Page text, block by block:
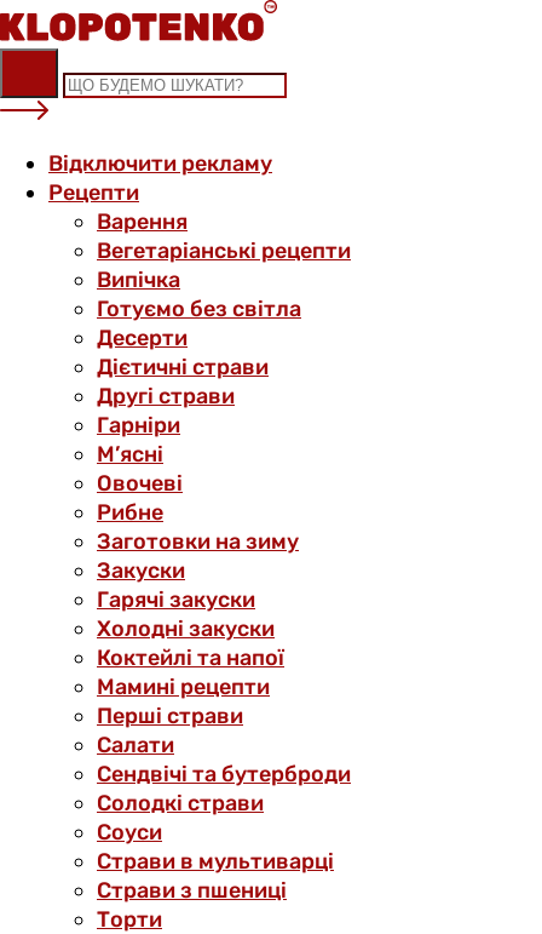
Skip
to
content
Відключити рекламу
Рецепти
Варення
Вегетаріанські рецепти
Випічка
Готуємо без світла
Десерти
Дієтичні страви
Другі страви
Гарніри
М’ясні
Овочеві
Рибне
Заготовки на зиму
Закуски
Гарячі закуски
Холодні закуски
Коктейлі та напої
Мамині рецепти
Перші страви
Салати
Сендвічі та бутерброди
Солодкі страви
Соуси
Страви в мультиварці
Страви з пшениці
Торти